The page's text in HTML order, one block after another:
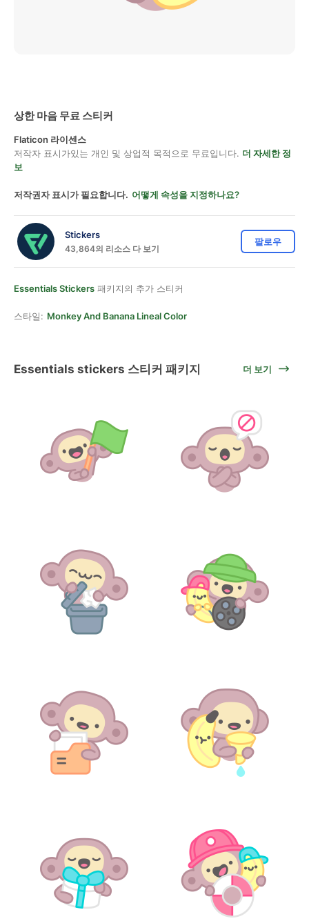
상한 마음 무료 스티커
Flaticon 라이센스
저작자 표시가있는 개인 및 상업적 목적으로 무료입니다. 더 자세한 정
보
저작권자 표시가 필요합니다. 어떻게 속성을 지정하나요?
Stickers
43,864의 리소스 다 보기
팔로우
Essentials Stickers 패키지의 추가 스티커
스타일: Monkey And Banana Lineal Color
Essentials stickers 스티커 패키지 더 보기